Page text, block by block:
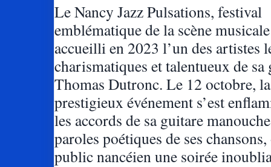
Le Nancy Jazz Pulsations, festival
emblématique de la scène
accueilli en 2023 l’un des artistes
charismatiques et talentueux de sa
Thomas Dutronc. Le 12 octobre, la
prestigieux événement s’est
les accords de sa guitare
paroles poétiques de ses
public nancéien une soirée